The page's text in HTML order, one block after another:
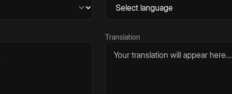
Translation
Your translation will appear here...